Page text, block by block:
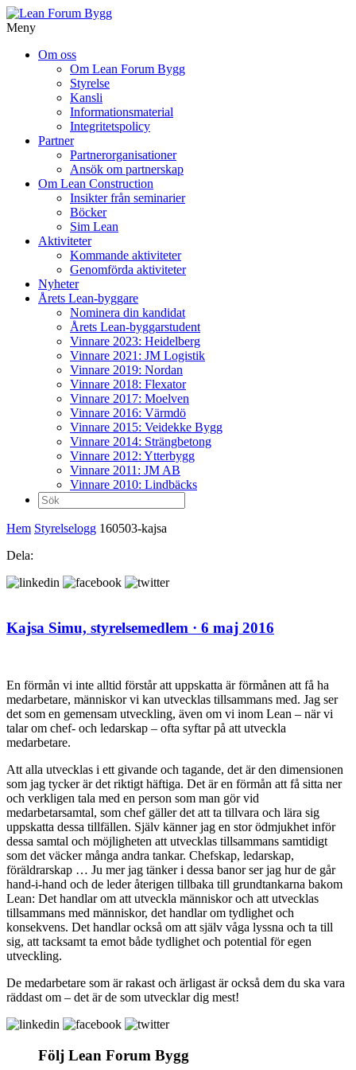
Meny
Om oss
Om Lean Forum Bygg
Styrelse
Kansli
Informationsmaterial
Integritetspolicy
Partner
Partnerorganisationer
Ansök om partnerskap
Om Lean Construction
Insikter från seminarier
Böcker
Sim Lean
Aktiviteter
Kommande aktiviteter
Genomförda aktiviteter
Nyheter
Årets Lean-byggare
Nominera din kandidat
Årets Lean-byggarstudent
Vinnare 2023: Heidelberg
Vinnare 2021: JM Logistik
Vinnare 2019: Nordan
Vinnare 2018: Flexator
Vinnare 2017: Moelven
Vinnare 2016: Värmdö
Vinnare 2015: Veidekke Bygg
Vinnare 2014: Strängbetong
Vinnare 2012: Ytterbygg
Vinnare 2011: JM AB
Vinnare 2010: Lindbäcks
Sök
efter:
Hem Styrelselogg 160503-kajsa
Dela:
Kajsa Simu, styrelsemedlem · 6 maj 2016
En förmån vi inte alltid förstår att uppskatta är förmånen att få ha
medarbetare, människor vi kan utvecklas tillsammans med. Jag ser
det som en gemensam utveckling, även om vi inom Lean – när vi
talar om chef- och ledarskap – ofta syftar på att utveckla
medarbetare.
Att alla utvecklas i ett givande och tagande, det är den dimensionen
som jag tycker är det riktigt häftiga. Det är en förmån att få sitta ner
och verkligen tala med en person som man gör vid
medarbetarsamtal, som chef gäller det att ta tillvara och lära sig
uppskatta dessa tillfällen. Själv känner jag en stor ödmjukhet inför
dessa samtal och möjligheten att utvecklas tillsammans samtidigt
som det väcker många andra tankar. Chefskap, ledarskap,
föräldrarskap … Ju mer jag tänker i dessa banor ser jag hur de går
hand-i-hand och de leder återigen tillbaka till grundtankarna bakom
Lean: Det handlar om att utveckla människor och att utvecklas
tillsammans med människor, det handlar om tydlighet och
konsekvens. Det handlar också om att själv våga lyssna och ta till
sig, att tacksamt ta emot både tydlighet och potential för egen
utveckling.
De medarbetare som är rakast och ärligast är också dem du ska vara
räddast om – det är de som utvecklar dig mest!
Följ Lean Forum Bygg